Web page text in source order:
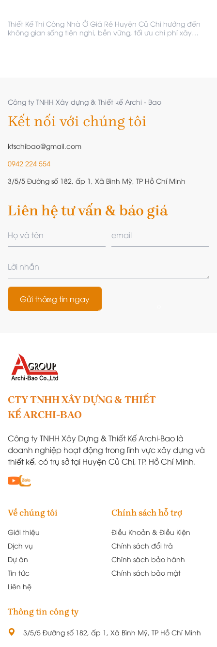
Thiết Kế Thi Công Nhà Ở Giá Rẻ Huyện Củ Chi hướng đến
không gian sống tiện nghi, bền vững, tối ưu chi phí xây
Công ty TNHH Xây dựng & Thiết kế Archi - Bao
Kết nối với chúng tôi
ktschibao@gmail.com
0942 224 554
3/5/5 Đường số 182, ấp 1, Xã Bình Mỹ, TP Hồ Chí Minh
Liên hệ tư vấn & báo giá
Gửi thông tin ngay
CTY TNHH XÂY DỰNG & THIẾT
KẾ ARCHI-BAO
Công ty TNHH Xây Dựng & Thiết Kế Archi-Bao là
doanh nghiệp hoạt động trong lĩnh vực xây dựng và
thiết kế, có trụ sở tại Huyện Củ Chi, TP. Hồ Chí Minh.
Về chúng tôi
Giới thiệu
Dịch vụ
Dự án
Tin tức
Liên hệ
Chính sách hỗ trợ
Điều Khoản & Điều Kiện
Chính sách đổi trả
Chính sách bảo hành
Chính sách bảo mật
Thông tin công ty
3/5/5 Đường số 182, ấp 1, Xã Bình Mỹ, TP Hồ Chí Minh